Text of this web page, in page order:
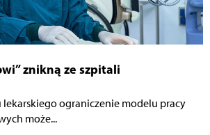
znikną ze szpitali
lekarskiego ograniczenie modelu pracy
może...